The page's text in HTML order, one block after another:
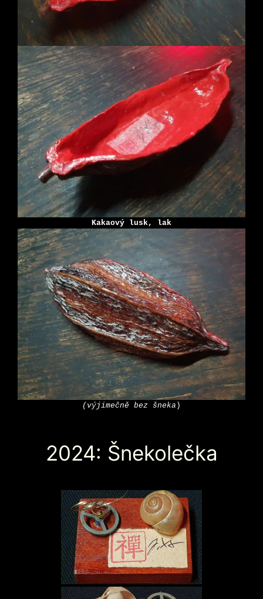
Kakaový lusk, lak
(výjimečně bez šneka )
2024: Šnekolečka